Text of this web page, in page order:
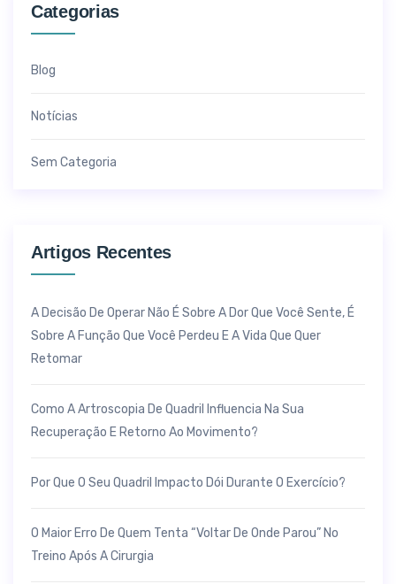
Categorias
Blog
Notícias
Sem Categoria
Artigos Recentes
A Decisão De Operar Não É Sobre A Dor Que Você Sente, É
Sobre A Função Que Você Perdeu E A Vida Que Quer
Retomar
Como A Artroscopia De Quadril Influencia Na Sua
Recuperação E Retorno Ao Movimento?
Por Que O Seu Quadril Impacto Dói Durante O Exercício?
O Maior Erro De Quem Tenta “voltar De Onde Parou” No
Treino Após A Cirurgia